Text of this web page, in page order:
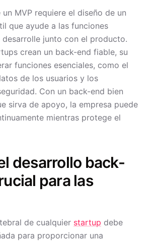
MVP requiere el diseño de un
que ayude a las funciones
desarrolle junto con el producto.
crean un back-end fiable, su
funciones esenciales, como el
de los usuarios y los
Con un back-end bien
sirva de apoyo, la empresa puede
mientras protege el
desarrollo back-
para las
de cualquier startup debe
para proporcionar una